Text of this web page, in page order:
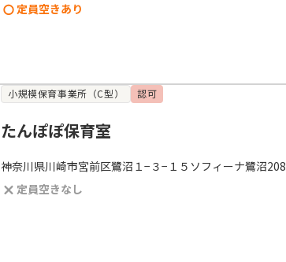
定員空きあり
小規模保育事業所（C型） 認可
たんぽぽ保育室
神奈川県川崎市宮前区鷺沼１−３−１５ソフィーナ鷺沼208
定員空きなし